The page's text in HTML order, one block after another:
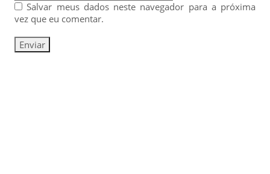
Salvar meus dados neste navegador para a próxima
vez que eu comentar.